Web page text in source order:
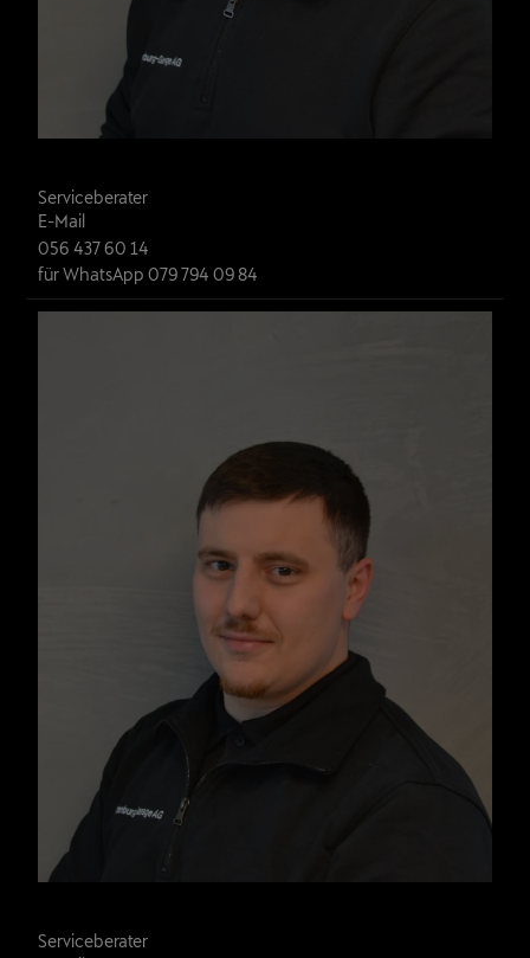
Serviceberater
E-Mail
056 437 60 14
für WhatsApp 079 794 09 84
Serviceberater